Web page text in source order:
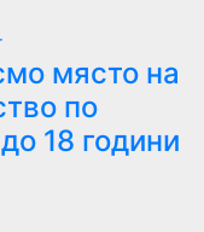
място на
по
18 години